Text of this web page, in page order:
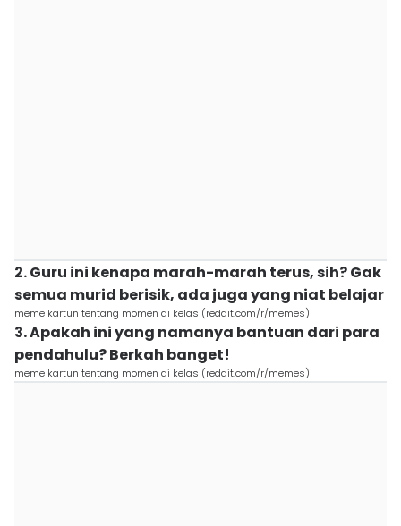
2. Guru ini kenapa marah-marah terus, sih? Gak
semua murid berisik, ada juga yang niat belajar
meme kartun tentang momen di kelas (reddit.com/r/memes)
3. Apakah ini yang namanya bantuan dari para
pendahulu? Berkah banget!
meme kartun tentang momen di kelas (reddit.com/r/memes)